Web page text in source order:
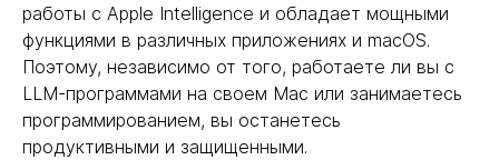
работы с Apple Intelligence и обладает мощными
функциями в различных приложениях и macOS.
Поэтому, независимо от того, работаете ли вы с
LLM-программами на своем Mac или занимаетесь
программированием, вы останетесь
продуктивными и защищенными.